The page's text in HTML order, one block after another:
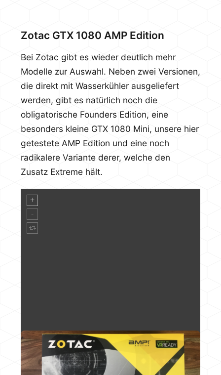
Zotac GTX 1080 AMP Edition
Bei Zotac gibt es wieder deutlich mehr
Modelle zur Auswahl. Neben zwei Versionen,
die direkt mit Wasserkühler ausgeliefert
werden, gibt es natürlich noch die
obligatorische Founders Edition, eine
besonders kleine GTX 1080 Mini, unsere hier
getestete AMP Edition und eine noch
radikalere Variante derer, welche den
Zusatz Extreme hält.